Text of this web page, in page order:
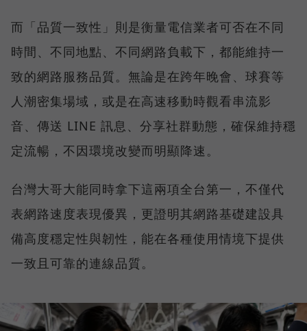
而「品質一致性」則是衡量電信業者可否在不同
時間、不同地點、不同網路負載下，都能維持一
致的網路服務品質。無論是在跨年晚會、球賽等
人潮密集場域，或是在高速移動時觀看串流影
音、傳送 LINE 訊息、分享社群動態，確保維持穩
定流暢，不因環境改變而明顯降速。
台灣大哥大能同時拿下這兩項全台第一，不僅代
表網路速度表現優異，更證明其網路基礎建設具
備高度穩定性與韌性，能在各種使用情境下提供
一致且可靠的連線品質。